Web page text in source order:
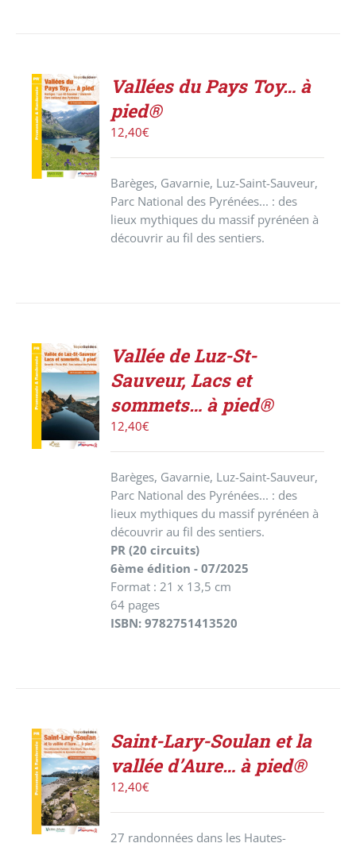
ACHETER
LE
PRODUIT
/
DÉTAILS
Vallées du Pays Toy… à
pied®
12,40€
Barèges, Gavarnie, Luz-Saint-Sauveur,
Parc National des Pyrénées... : des
lieux mythiques du massif pyrénéen à
découvrir au fil des sentiers.
ACHETER
LE
PRODUIT
/
DÉTAILS
Vallée de Luz-St-
Sauveur, Lacs et
sommets… à pied®
12,40€
Barèges, Gavarnie, Luz-Saint-Sauveur,
Parc National des Pyrénées... : des
lieux mythiques du massif pyrénéen à
découvrir au fil des sentiers.
PR (20 circuits)
6ème édition - 07/2025
Format : 21 x 13,5 cm
64 pages
ISBN: 9782751413520
ACHETER
LE
PRODUIT
/
DÉTAILS
Saint-Lary-Soulan et la
vallée d’Aure… à pied®
12,40€
27 randonnées dans les Hautes-